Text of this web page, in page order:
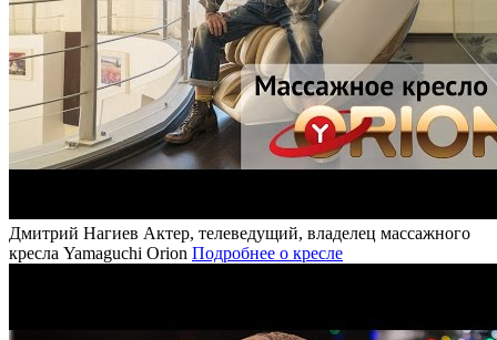
Дмитрий Нагиев Актер, телеведущий, владелец массажного
кресла Yamaguchi Orion Подробнее о кресле